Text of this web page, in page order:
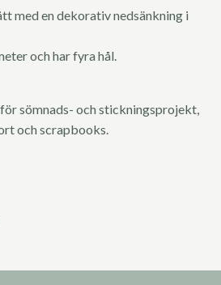
med en dekorativ nedsänkning i
och har fyra hål.
sömnads- och stickningsprojekt,
och scrapbooks.